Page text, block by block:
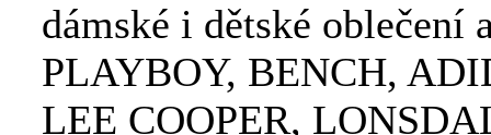
dámské i dětské oblečení
PLAYBOY, BENCH,
LEE COOPER,